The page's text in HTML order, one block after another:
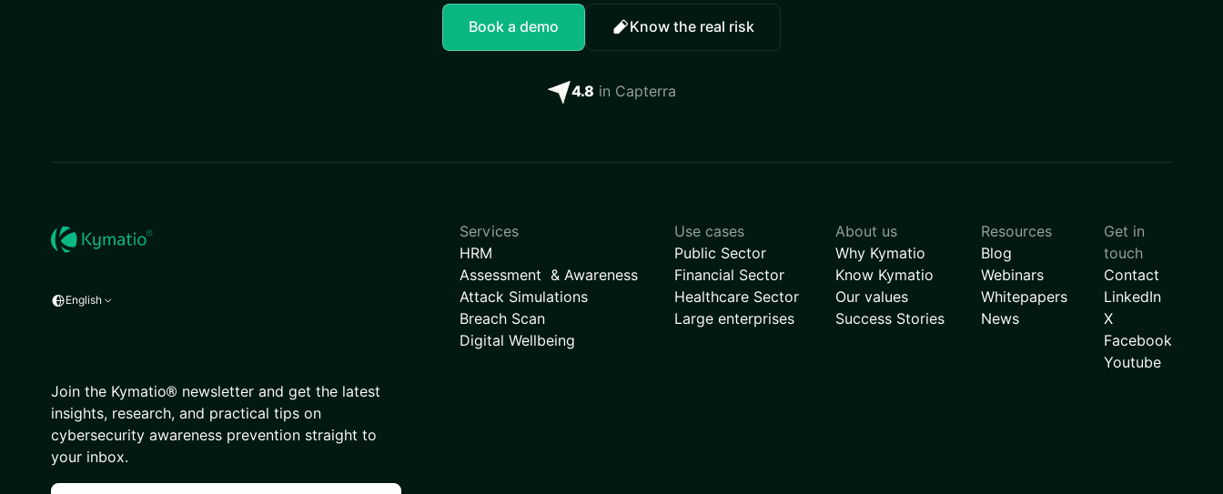
Book a demo Know the real risk
4.8 in Capterra
English
Join the Kymatio® newsletter and get the latest
insights, research, and practical tips on
cybersecurity awareness prevention straight to
your inbox.
Services
HRM
Assessment & Awareness
Attack Simulations
Breach Scan
Digital Wellbeing
Use cases
Public Sector
Financial Sector
Healthcare Sector
Large enterprises
About us
Why Kymatio
Know Kymatio
Our values
Success Stories
Resources
Blog
Webinars
Whitepapers
News
Get in
touch
Contact
LinkedIn
X
Facebook
Youtube